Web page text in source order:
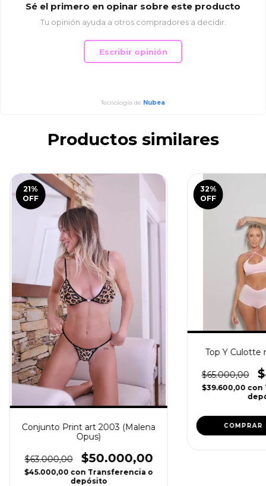
Sé el primero en opinar sobre este producto
Tu opinión ayuda a otros compradores a decidir.
Escribir opinión
Tecnología de Nubea
Productos similares
21%
OFF
Conjunto Print art 2003 (Malena
Opus)
$63.000,00 $50.000,00
$45.000,00 con Transferencia o
depósito
32%
OFF
Top Y Culotte
$65.000,00
$39.600,00 con
COMPRAR